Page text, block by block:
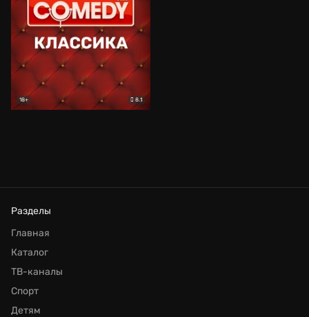
18+ 8.1
Разделы
Главная
Каталог
ТВ-каналы
Спорт
Детям